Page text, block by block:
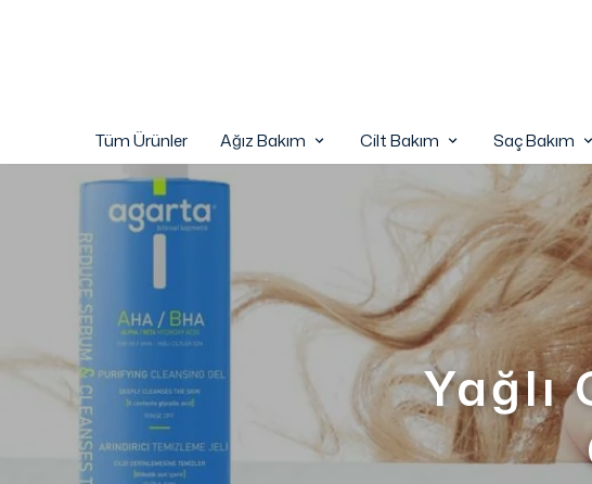
Tüm Ürünler Ağız Bakım Cilt Bakım Saç Bakım
Yağlı